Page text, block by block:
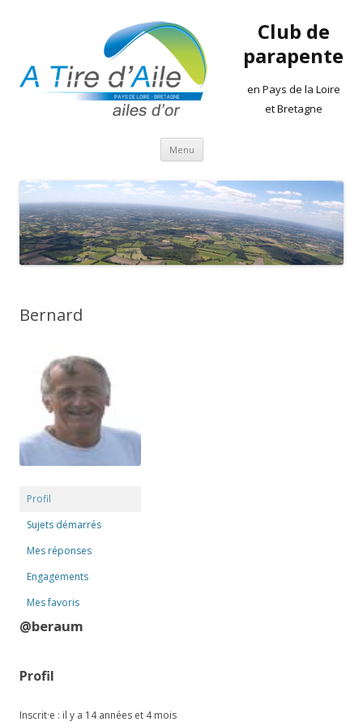
Club de
parapente
en Pays de la Loire
et Bretagne
Menu Aller
contenu
Bernard
Profil
Sujets démarrés
Mes réponses
Engagements
Mes favoris
@beraum
Profil
Inscrit·e : il y a 14 années et 4 mois